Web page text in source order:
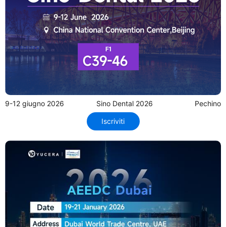
9-12 giugno 2026 Sino Dental 2026 Pechino
Iscriviti